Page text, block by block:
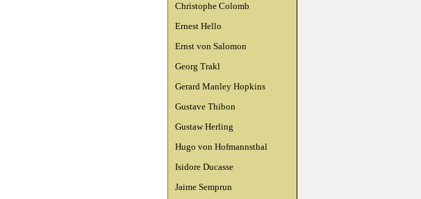
Christophe Colomb
Ernest Hello
Ernst von Salomon
Georg Trakl
Gerard Manley Hopkins
Gustave Thibon
Gustaw Herling
Hugo von Hofmannsthal
Isidore Ducasse
Jaime Semprun